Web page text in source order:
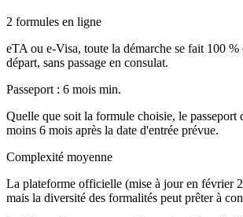
2 formules en ligne
eTA ou e-Visa, toute la démarche se fait 100
départ, sans passage en consulat.
Passeport : 6 mois min.
Quelle que soit la formule choisie, le passeport
moins 6 mois après la date d'entrée prévue.
Complexité moyenne
La plateforme officielle (mise à jour en février
mais la diversité des formalités peut prêter à